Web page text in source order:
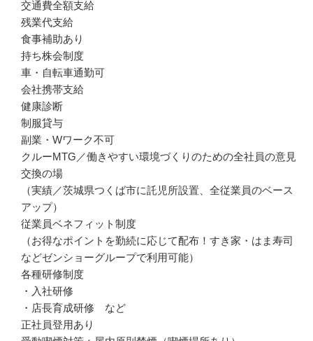
交通費全額支給
残業代支給
食事補助あり
持ち株会制度
車・自転車通勤可
会社携帯支給
健康診断
制服貸与
副業・Wワーク不可
クルーMTG／働きやすい環境づくりのための全社員の意見
交換の場
（実績／茨城県つくば市に託児所設置、全従業員のベース
アップ）
従業員ベネフィット制度
（お得なポイントを勤続に応じて配布！すき家・はま寿司
などゼンショーグループで利用可能）
各種研修制度
・入社研修
・店長育成研修　など
正社員登用あり